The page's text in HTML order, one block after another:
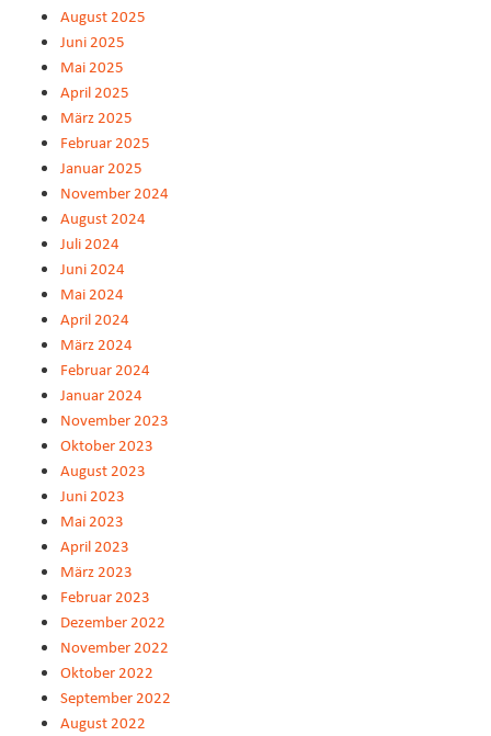
August 2025
Juni 2025
Mai 2025
April 2025
März 2025
Februar 2025
Januar 2025
November 2024
August 2024
Juli 2024
Juni 2024
Mai 2024
April 2024
März 2024
Februar 2024
Januar 2024
November 2023
Oktober 2023
August 2023
Juni 2023
Mai 2023
April 2023
März 2023
Februar 2023
Dezember 2022
November 2022
Oktober 2022
September 2022
August 2022